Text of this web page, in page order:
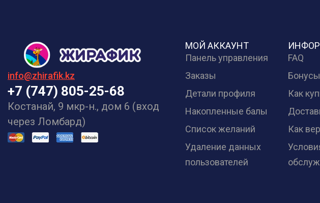
info@zhirafik.kz
+7 (747) 805-25-68
Костанай, 9 мкр-н., дом 6 (вход
через Ломбард)
МОЙ АККАУНТ
Панель управления
Заказы
Детали профиля
Накопленные балы
Список желаний
Удаление данных
пользователей
FAQ
Бонусы
Как
Как